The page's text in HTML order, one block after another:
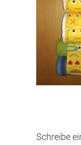
Schreibe